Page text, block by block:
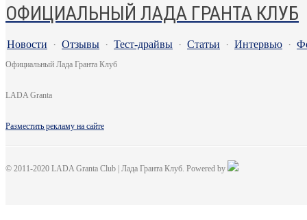
ОФИЦИАЛЬНЫЙ ЛАДА ГРАНТА КЛУБ
Новости · Отзывы · Тест-драйвы · Статьи · Интервью ·
Официальный Лада Гранта Клуб
LADA Granta
Разместить рекламу на сайте
© 2011-2020 LADA Granta Club | Лада Гранта Клуб. Powered by